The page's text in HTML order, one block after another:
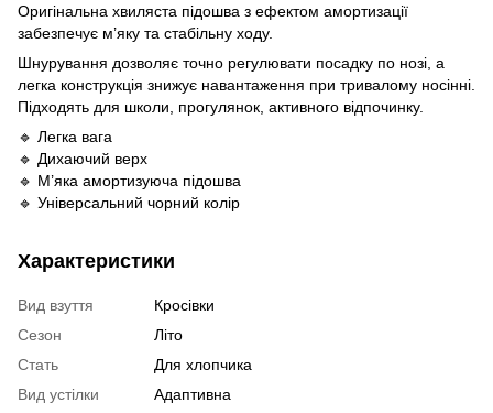
Оригінальна хвиляста підошва з ефектом амортизації
забезпечує м’яку та стабільну ходу.
Шнурування дозволяє точно регулювати посадку по нозі, а
легка конструкція знижує навантаження при тривалому носінні.
Підходять для школи, прогулянок, активного відпочинку.
🔹 Легка вага
🔹 Дихаючий верх
🔹 М’яка амортизуюча підошва
🔹 Універсальний чорний колір
Характеристики
Вид взуття
Кросівки
Сезон
Літо
Стать
Для хлопчика
Вид устілки
Адаптивна